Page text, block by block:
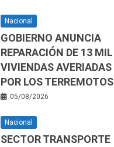
Nacional
GOBIERNO ANUNCIA
REPARACIÓN DE 13 MIL
VIVIENDAS AVERIADAS
POR LOS TERREMOTOS
05/08/2026
Nacional
SECTOR TRANSPORTE